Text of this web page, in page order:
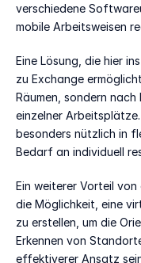
verschiedene
mobile Arbeitsweisen
Eine Lösung, die hier
zu Exchange
Räumen, sondern
einzelner
besonders nützlich in
Bedarf an individuell
Ein weiterer Vorteil
die Möglichkeit, eine
zu erstellen, um die
Erkennen von
effektiverer Ansatz